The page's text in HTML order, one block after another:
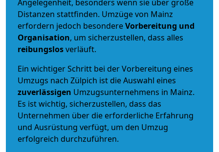
Angelegenheit, besonders wenn sie über große
Distanzen stattfinden. Umzüge von Mainz
erfordern jedoch besondereVorbereitung und
Organisation, um sicherzustellen, dass alles
reibungslosverläuft.
Ein wichtiger Schritt bei der Vorbereitung eines
Umzugs nach Zülpich ist die Auswahl eines
zuverlässigen Umzugsunternehmens in Mainz.
Es ist wichtig, sicherzustellen, dass das
Unternehmen über die erforderliche Erfahrung
und Ausrüstung verfügt, um den Umzug
erfolgreich durchzuführen.